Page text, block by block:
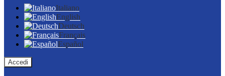
Italiano
English
Deutsch
Français
Español
Accedi